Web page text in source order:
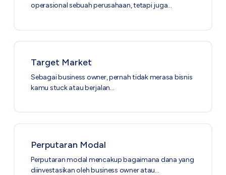
operasional sebuah perusahaan, tetapi juga…
Target Market
Sebagai business owner, pernah tidak merasa bisnis
kamu stuck atau berjalan…
Perputaran Modal
Perputaran modal mencakup bagaimana dana yang
diinvestasikan oleh business owner atau…